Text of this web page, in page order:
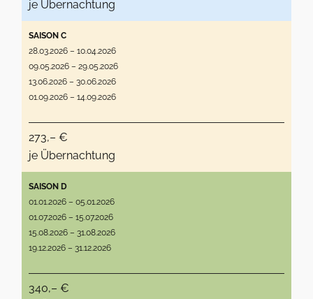
je Übernachtung
SAISON C
28.03.2026 – 10.04.2026
09.05.2026 – 29.05.2026
13.06.2026 – 30.06.2026
01.09.2026 – 14.09.2026
273,– €
je Übernachtung
SAISON D
01.01.2026 – 05.01.2026
01.07.2026 – 15.07.2026
15.08.2026 – 31.08.2026
19.12.2026 – 31.12.2026
340,– €